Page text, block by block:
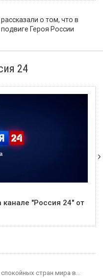
увеличить до 5000
в кювет, пострадал один
для
с инвалидностью
находившегося в